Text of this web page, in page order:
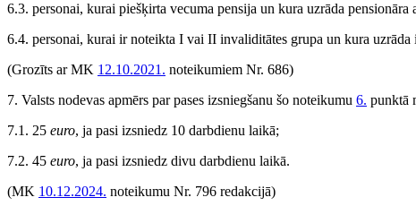
6.3. personai, kurai piešķirta vecuma pensija un kura uzrāda pensionāra
6.4. personai, kurai ir noteikta I vai II invaliditātes grupa un kura
(Grozīts ar MK 12.10.2021. noteikumiem Nr. 686)
7. Valsts nodevas apmērs par pases izsniegšanu šo noteikumu 6. punktā
7.1. 25 euro, ja pasi izsniedz 10 darbdienu laikā;
7.2. 45 euro, ja pasi izsniedz divu darbdienu laikā.
(MK 10.12.2024. noteikumu Nr. 796 redakcijā)